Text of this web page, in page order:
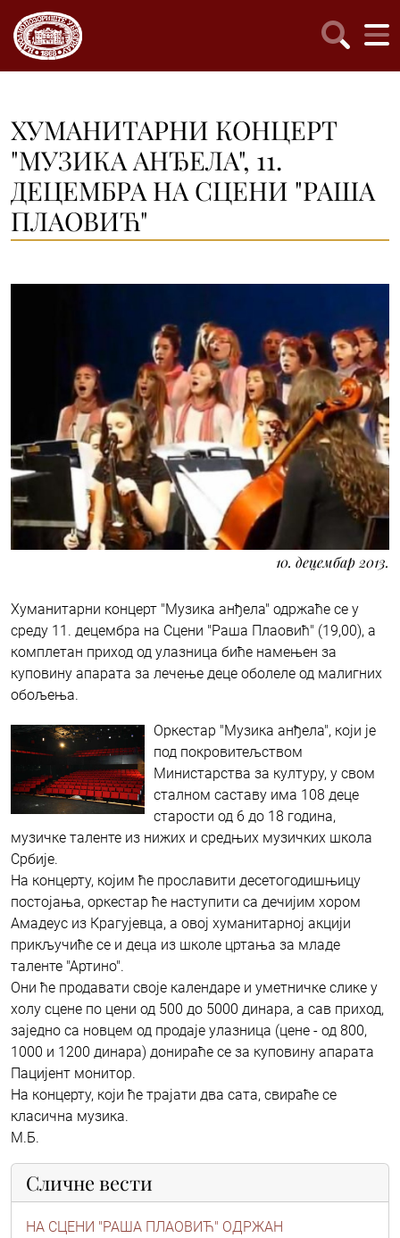
ХУМАНИТАРНИ КОНЦЕРТ
"МУЗИКА АНЂЕЛА", 11.
ДЕЦЕМБРА НА СЦЕНИ "РАША
ПЛАОВИЋ"
10. децембар 2013.
Хуманитарни концерт "Музика анђела" одржаће се у
среду 11. децембра на Сцени "Раша Плаовић" (19,00), а
комплетан приход од улазница биће намењен за
куповину апарата за лечење деце оболеле од малигних
обољења.
Оркестар "Музика анђела", који је
под покровитељством
Министарства за културу, у свом
сталном саставу има 108 деце
старости од 6 до 18 година,
музичке таленте из нижих и средњих музичких школа
Србије.
На концерту, којим ће прославити десетогодишњицу
постојања, оркестар ће наступити са дечијим хором
Амадеус из Крагујевца, а овој хуманитарној акцији
прикључиће се и деца из школе цртања за младе
таленте "Артино".
Они ће продавати своје календаре и уметничке слике у
холу сцене по цени од 500 до 5000 динара, а сав приход,
заједно са новцем од продаје улазница (цене - од 800,
1000 и 1200 динара) донираће се за куповину апарата
Пацијент монитор.
На концерту, који ће трајати два сата, свираће се
класична музика.
М.Б.
Сличне вести
НА СЦЕНИ "РАША ПЛАОВИЋ" ОДРЖАН